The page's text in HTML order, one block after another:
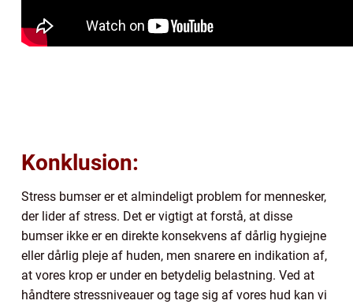
Konklusion:
Stress bumser er et almindeligt problem for mennesker,
der lider af stress. Det er vigtigt at forstå, at disse
bumser ikke er en direkte konsekvens af dårlig hygiejne
eller dårlig pleje af huden, men snarere en indikation af,
at vores krop er under en betydelig belastning. Ved at
håndtere stressniveauer og tage sig af vores hud kan vi